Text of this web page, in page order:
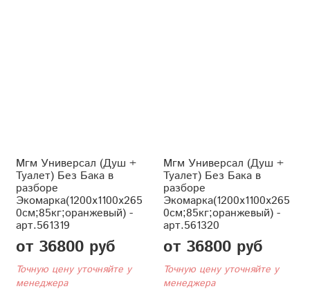
Мгм Универсал (Душ +
Туалет) Без Бака в
разборе
Экомарка(1200x1100x265
0см;85кг;оранжевый) -
арт.561319
от 36800 руб
Точную цену уточняйте у
менеджера
Мгм Универсал (Душ +
Туалет) Без Бака в
разборе
Экомарка(1200x1100x265
0см;85кг;оранжевый) -
арт.561320
от 36800 руб
Точную цену уточняйте у
менеджера